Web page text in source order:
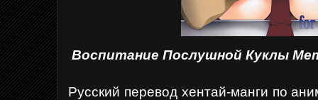
Воспитание Послушной Куклы
Русский перевод хентай-манги по